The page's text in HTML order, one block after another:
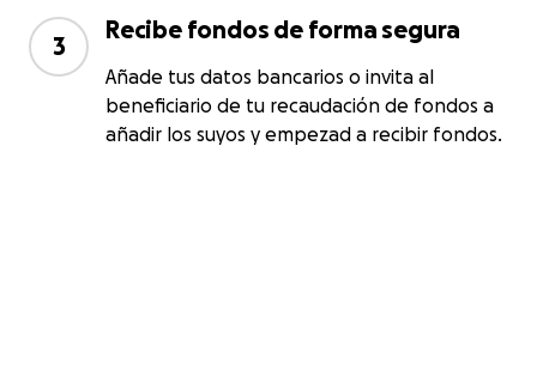
3
Recibe fondos de forma segura
Añade tus datos bancarios o invita al
beneficiario de tu recaudación de fondos a
añadir los suyos y empezad a recibir fondos.